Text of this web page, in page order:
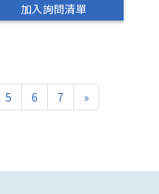
加入詢問清單
5 6 7 »